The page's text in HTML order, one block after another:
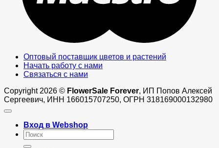
Оптовый поставщик цветов и растений
Начать работу с нами
Связаться с нами
Copyright 2026 © FlowerSale Forever, ИП Попов Алексей
Сергеевич, ИНН 166015707250, ОГРН 318169000132980
Вход в Webshop
Искать: